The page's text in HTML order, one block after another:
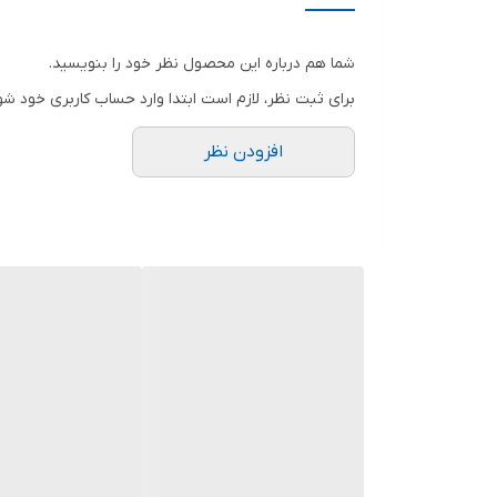
شما هم درباره این محصول نظر خود را بنویسید.
برای ثبت نظر، لازم است ابتدا وارد حساب کاربری خود
افزودن نظر